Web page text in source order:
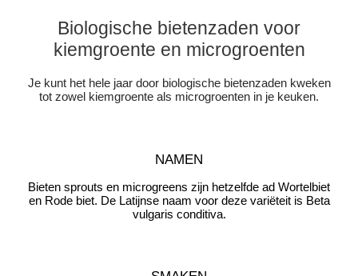
Biologische bietenzaden voor
kiemgroente en microgroenten
Je kunt het hele jaar door biologische bietenzaden kweken
tot zowel kiemgroente als microgroenten in je keuken.
NAMEN
Bieten sprouts en microgreens zijn hetzelfde ad Wortelbiet
en Rode biet. De Latijnse naam voor deze variëteit is Beta
vulgaris conditiva.